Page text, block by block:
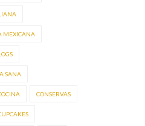
MEXICANA
SANA
CONSERVAS